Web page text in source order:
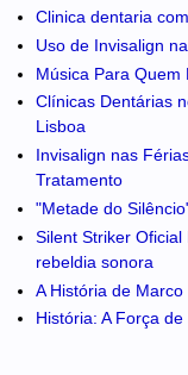
Clinica dentaria
Uso de Invisalign
Música Para Quem
Clínicas Dentárias
Lisboa
Invisalign nas
Tratamento
"Metade do
Silent Striker
rebeldia sonora
A História de Marco
História: A Força de